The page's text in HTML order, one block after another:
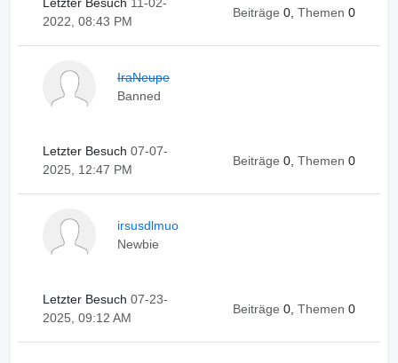
2022, 08:43 PM
Beiträge 0, Themen 0
IraNeupe
Banned
Letzter Besuch 07-07-
2025, 12:47 PM
Beiträge 0, Themen 0
irsusdlmuo
Newbie
Letzter Besuch 07-23-
2025, 09:12 AM
Beiträge 0, Themen 0